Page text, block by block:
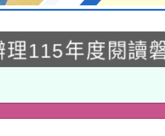
結果公告(無人
動共學行動站研
理115年度閱讀
推動專業研習
能─人工智慧
素養講師名單